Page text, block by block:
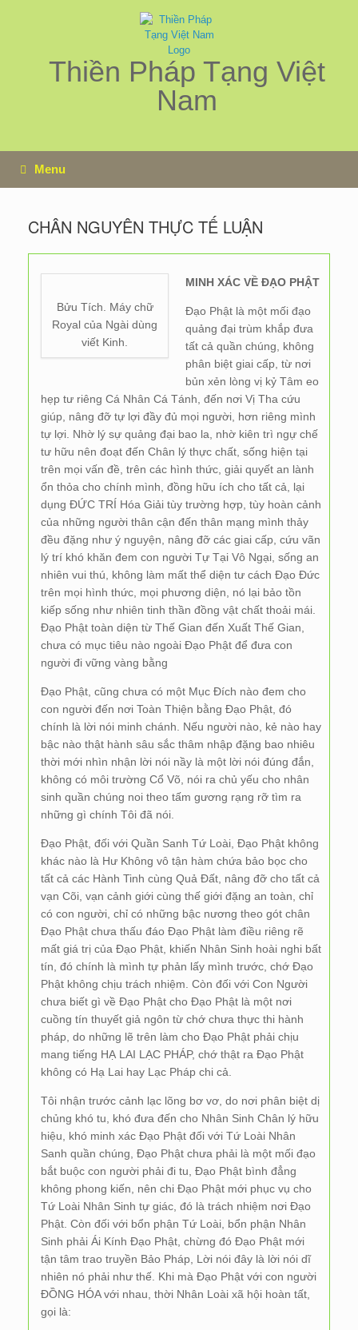
Thiền Pháp Tạng Việt
Nam
Menu
CHÂN NGUYÊN THỰC TẾ LUẬN
Bửu Tích. Máy chữ
Royal của Ngài dùng
viết Kinh.
MINH XÁC VỀ ĐẠO PHẬT
Đạo Phật là một mối đạo
quảng đại trùm khắp đưa
tất cả quần chúng, không
phân biệt giai cấp, từ nơi
bủn xẻn lòng vị kỷ Tâm eo
hẹp tư riêng Cá Nhân Cá Tánh, đến nơi Vị Tha cứu
giúp, nâng đỡ tự lợi đầy đủ mọi người, hơn riêng mình
tự lợi. Nhờ lý sự quảng đại bao la, nhờ kiên trì ngự chế
tư hữu nên đoạt đến Chân lý thực chất, sống hiện tại
trên mọi vấn đề, trên các hình thức, giải quyết an lành
ổn thỏa cho chính mình, đồng hữu ích cho tất cả, lại
dụng ĐỨC TRÍ Hóa Giải tùy trường hợp, tùy hoàn cảnh
của những người thân cận đến thân mạng mình thảy
đều đặng như ý nguyện, nâng đỡ các giai cấp, cứu vãn
lý trí khó khăn đem con người Tự Tại Vô Ngại, sống an
nhiên vui thú, không làm mất thể diện tư cách Đạo Đức
trên mọi hình thức, mọi phương diện, nó lại bảo tồn
kiếp sống như nhiên tinh thần đồng vật chất thoải mái.
Đạo Phật toàn diện từ Thế Gian đến Xuất Thế Gian,
chưa có mục tiêu nào ngoài Đạo Phật để đưa con
người đi vững vàng bằng
Đạo Phật, cũng chưa có một Mục Đích nào đem cho
con người đến nơi Toàn Thiện bằng Đạo Phật, đó
chính là lời nói minh chánh. Nếu người nào, kẻ nào hay
bậc nào thật hành sâu sắc thâm nhập đặng bao nhiêu
thời mới nhìn nhận lời nói nầy là một lời nói đúng đắn,
không có môi trường Cổ Võ, nói ra chủ yếu cho nhân
sinh quần chúng noi theo tấm gương rạng rỡ tìm ra
những gì chính Tôi đã nói.
Đạo Phật, đối với Quần Sanh Tứ Loài, Đạo Phật không
khác nào là Hư Không vô tận hàm chứa bảo bọc cho
tất cả các Hành Tinh cùng Quả Đất, nâng đỡ cho tất cả
vạn Cõi, vạn cảnh giới cùng thế giới đặng an toàn, chỉ
có con người, chỉ có những bậc nương theo gót chân
Đạo Phật chưa thấu đáo Đạo Phật làm điều riêng rẽ
mất giá trị của Đạo Phật, khiến Nhân Sinh hoài nghi bất
tín, đó chính là mình tự phản lấy mình trước, chớ Đạo
Phật không chịu trách nhiệm. Còn đối với Con Người
chưa biết gì về Đạo Phật cho Đạo Phật là một nơi
cuồng tín thuyết giả ngôn từ chớ chưa thực thi hành
pháp, do những lẽ trên làm cho Đạo Phật phải chịu
mang tiếng HẠ LAI LẠC PHÁP, chớ thật ra Đạo Phật
không có Hạ Lai hay Lạc Pháp chi cả.
Tôi nhận trước cảnh lạc lõng bơ vơ, do nơi phân biệt dị
chủng khó tu, khó đưa đến cho Nhân Sinh Chân lý hữu
hiệu, khó minh xác Đạo Phật đối với Tứ Loài Nhân
Sanh quần chúng, Đạo Phật chưa phải là một mối đạo
bắt buộc con người phải đi tu, Đạo Phật bình đẳng
không phong kiến, nên chi Đạo Phật mới phục vụ cho
Tứ Loài Nhân Sinh tự giác, đó là trách nhiệm nơi Đạo
Phật. Còn đối với bổn phận Tứ Loài, bổn phận Nhân
Sinh phải Ái Kính Đạo Phật, chừng đó Đạo Phật mới
tận tâm trao truyền Bảo Pháp, Lời nói đây là lời nói dĩ
nhiên nó phải như thế. Khi mà Đạo Phật với con người
ĐỒNG HÓA với nhau, thời Nhân Loài xã hội hoàn tất,
gọi là: